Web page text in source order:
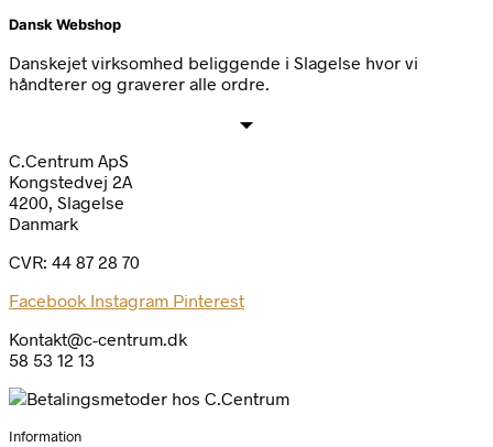
Dansk Webshop
Danskejet virksomhed beliggende i Slagelse hvor vi
håndterer og graverer alle ordre.
C.Centrum ApS
Kongstedvej 2A
4200, Slagelse
Danmark
CVR: 44 87 28 70
Facebook Instagram Pinterest
Kontakt@c-centrum.dk
58 53 12 13
Information